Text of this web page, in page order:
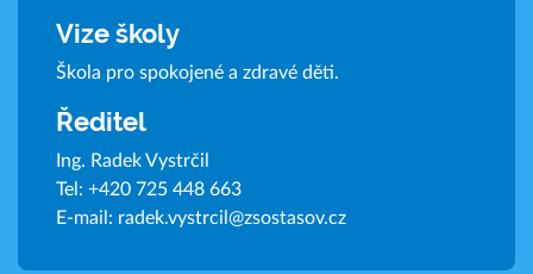
Vize školy
Škola pro spokojené a zdravé děti.
Ředitel
Ing. Radek Vystrčil
Tel: +420 725 448 663
E-mail: radek.vystrcil@zsostasov.cz